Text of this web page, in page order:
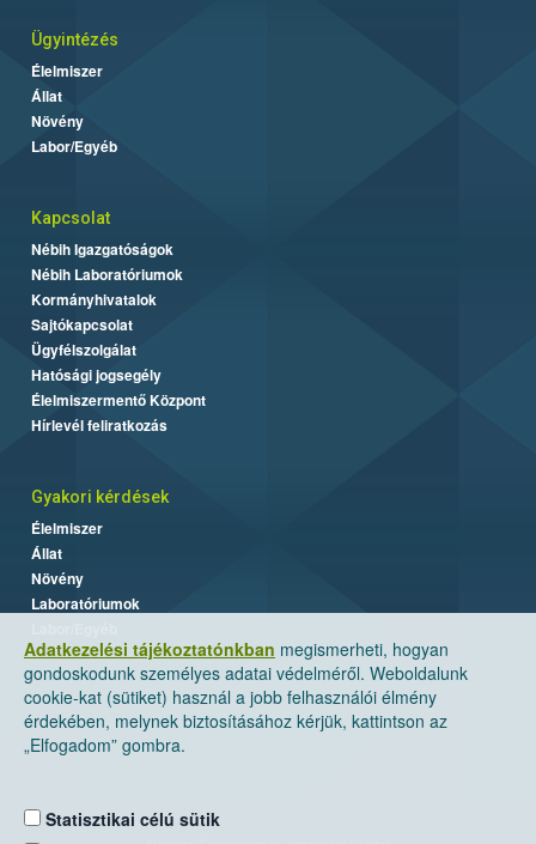
Adatkezelési tájékoztatónkban megismerheti, hogyan
gondoskodunk személyes adatai védelméről. Weboldalunk
cookie-kat (sütiket) használ a jobb felhasználói élmény
érdekében, melynek biztosításához kérjük, kattintson az
„Elfogadom” gombra.
Statisztikai célú sütik
Ügyintézés
Élelmiszer
Állat
Növény
Labor/Egyéb
Kapcsolat
Nébih Igazgatóságok
Nébih Laboratóriumok
Kormányhivatalok
Sajtókapcsolat
Ügyfélszolgálat
Hatósági jogsegély
Élelmiszermentő Központ
Hírlevél feliratkozás
Gyakori kérdések
Élelmiszer
Állat
Növény
Laboratóriumok